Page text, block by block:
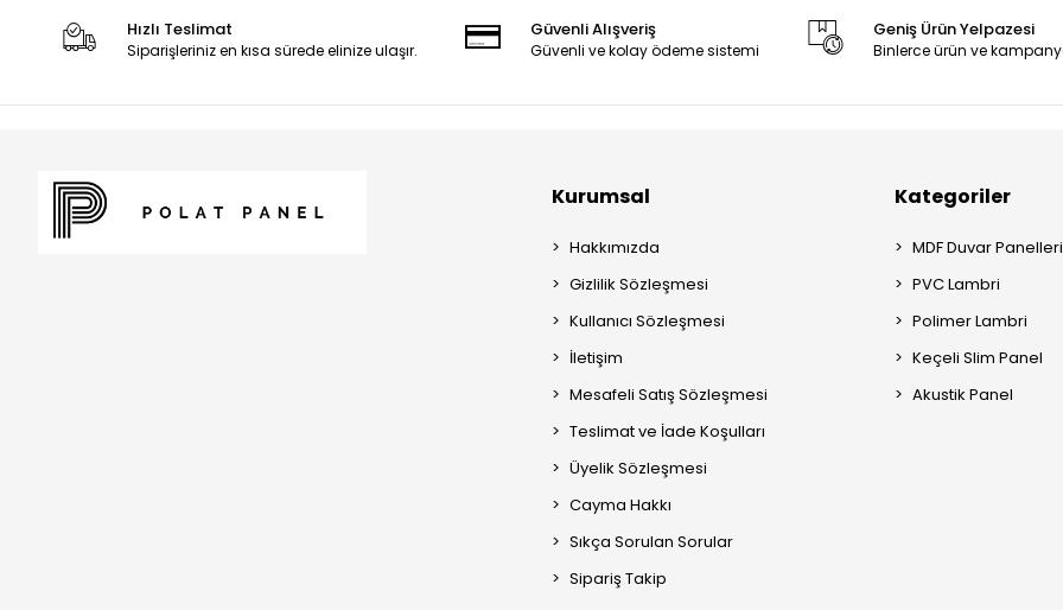
Hızlı Teslimat
Siparişleriniz en kısa sürede elinize ulaşır.
Güvenli Alışveriş
Güvenli ve kolay ödeme sistemi
Geniş Ürün Yelpazesi
Binlerce ürün ve
Kurumsal
Hakkımızda
Gizlilik Sözleşmesi
Kullanıcı Sözleşmesi
İletişim
Mesafeli Satış Sözleşmesi
Teslimat ve İade Koşulları
Üyelik Sözleşmesi
Cayma Hakkı
Sıkça Sorulan Sorular
Sipariş Takip
Kategoriler
MDF Duvar Panelleri
PVC Lambri
Polimer Lambri
Keçeli Slim Panel
Akustik Panel